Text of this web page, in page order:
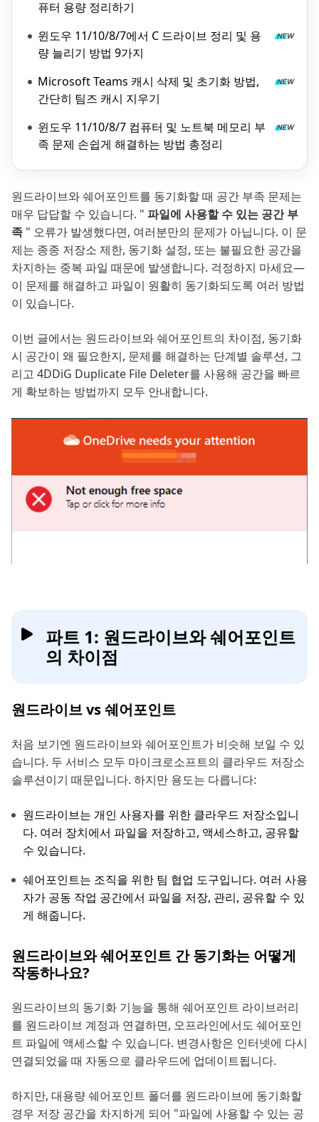
퓨터 용량 정리하기
윈도우 11/10/8/7에서 C 드라이브 정리 및 용
량 늘리기 방법 9가지
Microsoft Teams 캐시 삭제 및 초기화 방법,
간단히 팀즈 캐시 지우기
윈도우 11/10/8/7 컴퓨터 및 노트북 메모리 부
족 문제 손쉽게 해결하는 방법 총정리
원드라이브와 쉐어포인트를 동기화할 때 공간 부족 문제는
매우 답답할 수 있습니다. " 파일에 사용할 수 있는 공간 부
족 " 오류가 발생했다면, 여러분만의 문제가 아닙니다. 이 문
제는 종종 저장소 제한, 동기화 설정, 또는 불필요한 공간을
차지하는 중복 파일 때문에 발생합니다. 걱정하지 마세요—
이 문제를 해결하고 파일이 원활히 동기화되도록 여러 방법
이 있습니다.
이번 글에서는 원드라이브와 쉐어포인트의 차이점, 동기화
시 공간이 왜 필요한지, 문제를 해결하는 단계별 솔루션, 그
리고 4DDiG Duplicate File Deleter를 사용해 공간을 빠르
게 확보하는 방법까지 모두 안내합니다.
파트 1: 원드라이브와 쉐어포인트
의 차이점
원드라이브 vs 쉐어포인트
처음 보기엔 원드라이브와 쉐어포인트가 비슷해 보일 수 있
습니다. 두 서비스 모두 마이크로소프트의 클라우드 저장소
솔루션이기 때문입니다. 하지만 용도는 다릅니다:
원드라이브는 개인 사용자를 위한 클라우드 저장소입니
다. 여러 장치에서 파일을 저장하고, 액세스하고, 공유할
수 있습니다.
쉐어포인트는 조직을 위한 팀 협업 도구입니다. 여러 사용
자가 공동 작업 공간에서 파일을 저장, 관리, 공유할 수 있
게 해줍니다.
원드라이브와 쉐어포인트 간 동기화는 어떻게
작동하나요?
원드라이브의 동기화 기능을 통해 쉐어포인트 라이브러리
를 원드라이브 계정과 연결하면, 오프라인에서도 쉐어포인
트 파일에 액세스할 수 있습니다. 변경사항은 인터넷에 다시
연결되었을 때 자동으로 클라우드에 업데이트됩니다.
하지만, 대용량 쉐어포인트 폴더를 원드라이브에 동기화할
경우 저장 공간을 차지하게 되어 "파일에 사용할 수 있는 공